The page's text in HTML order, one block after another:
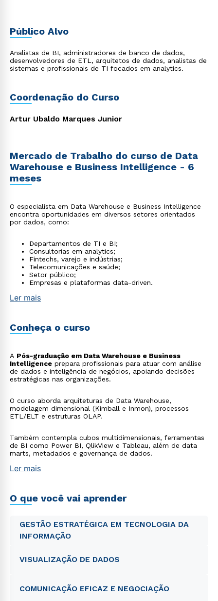
Público Alvo
Analistas de BI, administradores de banco de dados,
desenvolvedores de ETL, arquitetos de dados, analistas de
sistemas e profissionais de TI focados em analytics.
Coordenação do Curso
Artur Ubaldo Marques Junior
Mercado de Trabalho do curso de Data
Warehouse e Business Intelligence - 6
meses
O especialista em Data Warehouse e Business Intelligence
encontra oportunidades em diversos setores orientados
por dados, como:
Departamentos de TI e BI;
Consultorias em analytics;
Fintechs, varejo e indústrias;
Telecomunicações e saúde;
Setor público;
Empresas e plataformas data-driven.
Ler mais
Conheça o curso
A Pós-graduação em Data Warehouse e Business
Intelligence prepara profissionais para atuar com análise
de dados e inteligência de negócios, apoiando decisões
estratégicas nas organizações.
O curso aborda arquiteturas de Data Warehouse,
modelagem dimensional (Kimball e Inmon), processos
ETL/ELT e estruturas OLAP.
Também contempla cubos multidimensionais, ferramentas
de BI como Power BI, QlikView e Tableau, além de data
marts, metadados e governança de dados.
Ler mais
O que você vai aprender
GESTÃO ESTRATÉGICA EM TECNOLOGIA DA
INFORMAÇÃO
VISUALIZAÇÃO DE DADOS
COMUNICAÇÃO EFICAZ E NEGOCIAÇÃO